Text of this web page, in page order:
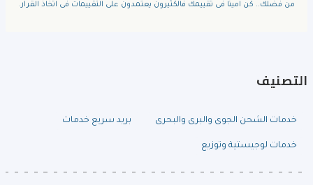
من فضلك.. كن امينا فى تقييمك فالكثيرون يعتمدون على التقييمات فى اتخاذ القرار.
التصنيف
خدمات الشحن الجوى والبرى والبحرى بريد سريع خدمات
خدمات لوجيستية وتوزيع